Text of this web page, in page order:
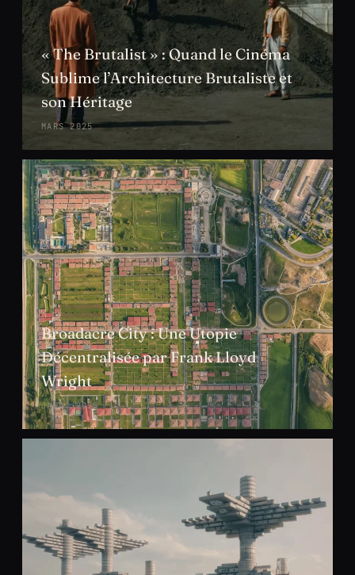
« The Brutalist » : Quand le Cinéma
Sublime l’Architecture Brutaliste et
son Héritage
MARS 2025
Broadacre City : Une Utopie
Décentralisée par Frank Lloyd
Wright
JANV. 2025